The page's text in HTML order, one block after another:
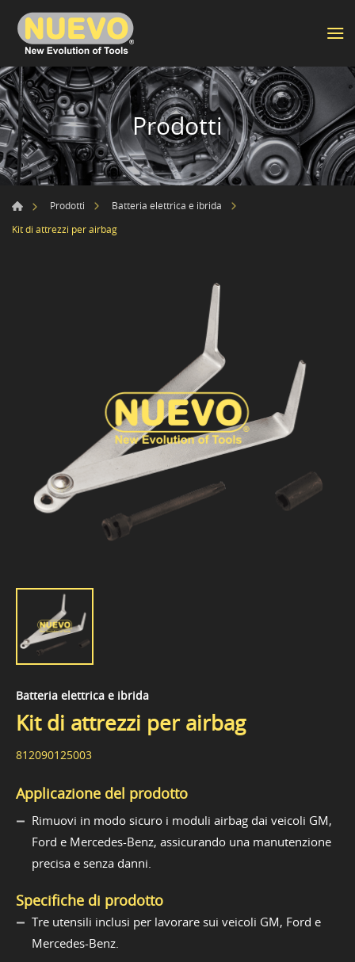
Prodotti
Prodotti
Batteria elettrica e ibrida
Kit di attrezzi per airbag
Batteria elettrica e ibrida
Kit di attrezzi per airbag
812090125003
Applicazione del prodotto
Rimuovi in modo sicuro i moduli airbag dai veicoli GM,
Ford e Mercedes-Benz, assicurando una manutenzione
precisa e senza danni.
Specifiche di prodotto
Tre utensili inclusi per lavorare sui veicoli GM, Ford e
Mercedes-Benz.